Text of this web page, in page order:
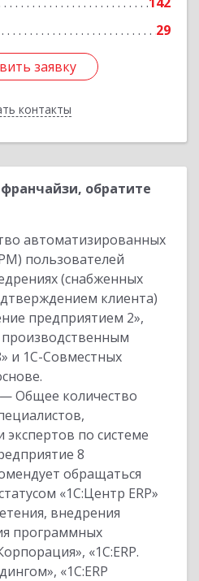
29
заявку
контакты
заявку
Назад
обратите
автоматизированных
пользователей
(снабженных
клиента)
предприятием 2»,
и 1С-Совместных
— Общее количество
экспертов по системе
8
обращаться
«1С:Центр ERP»
внедрения
программных
«1С:ERP.
«1С:ERP